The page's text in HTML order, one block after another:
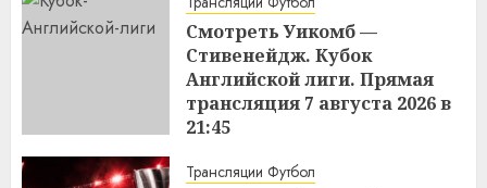
Смотреть Уикомб —
Стивенейдж. Кубок
Английской лиги. Прямая
трансляция 7 августа 2026 в
21:45
Трансляции Футбол